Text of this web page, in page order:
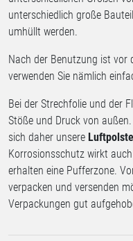
unterschiedlich große
umhüllt werden.
Nach der Benutzung ist vor
verwenden Sie nämlich
Bei der Strechfolie und der
Stöße und Druck von
sich daher unsere
Korrosionsschutz wirkt
erhalten eine Pufferzone.
verpacken und versenden
Verpackungen gut